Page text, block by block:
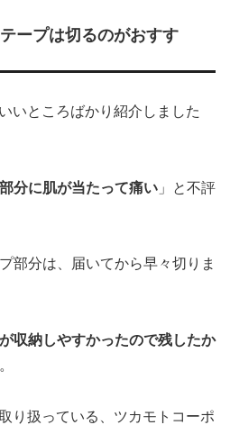
ープは切るのがおすす
いところばかり紹介しました
分に肌が当たって痛い 」と不評
部分は、届いてから早々切りま
収納しやすかったので残したか
り扱っている、ツカモトコーポ